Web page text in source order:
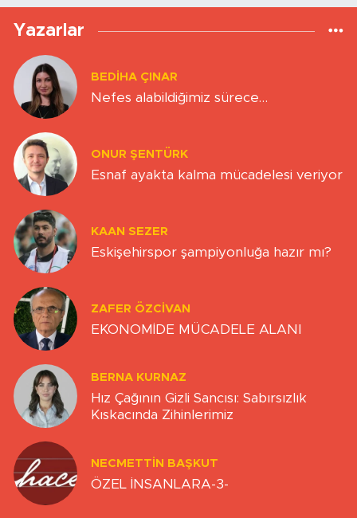
Yazarlar
BEDIHA ÇINAR
Nefes alabildiğimiz sürece…
ONUR ŞENTÜRK
Esnaf ayakta kalma mücadelesi veriyor
KAAN SEZER
Eskişehirspor şampiyonluğa hazır mı?
ZAFER ÖZCIVAN
EKONOMİDE MÜCADELE ALANI
BERNA KURNAZ
Hız Çağının Gizli Sancısı: Sabırsızlık
Kıskacında Zihinlerimiz
NECMETTIN BAŞKUT
ÖZEL İNSANLARA-3-